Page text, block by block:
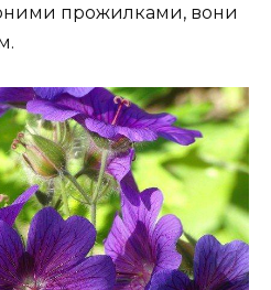
прожилками, вони